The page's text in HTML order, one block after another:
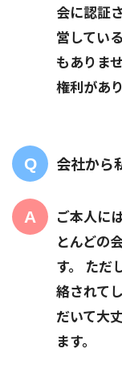
会に認証
営してい
もありま
権利があ
会社から
ご本人に
とんどの
す。 ただ
絡されて
だいて大
ます。